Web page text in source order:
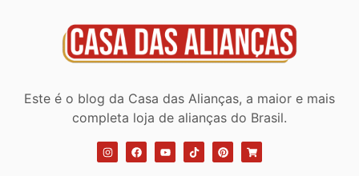
Este é o blog da Casa das Alianças, a maior e mais
completa loja de alianças do Brasil.